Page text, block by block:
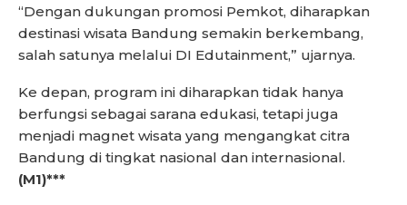
“Dengan dukungan promosi Pemkot, diharapkan
destinasi wisata Bandung semakin berkembang,
salah satunya melalui DI Edutainment,” ujarnya.
Ke depan, program ini diharapkan tidak hanya
berfungsi sebagai sarana edukasi, tetapi juga
menjadi magnet wisata yang mengangkat citra
Bandung di tingkat nasional dan internasional.
(M1)***